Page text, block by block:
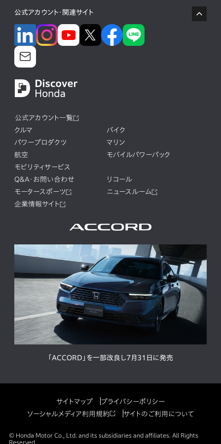
公式アカウント・関連サイト
公式アカウント一覧
クルマ
バイク
パワープロダクツ
マリン
航空
モバイルパワーパック
モビリティサービス
Q&A・お問い合わせ
リコール
モータースポーツ
ニュースルーム
企業情報サイト
「ACCORD」を一部改良し7月31日に発売
サイトマップ
プライバシーポリシー
ソーシャルメディア利用規約
サイトのご利用について
© Honda Motor Co., Ltd. and its subsidiaries and affiliates. All Rights
Reserved.